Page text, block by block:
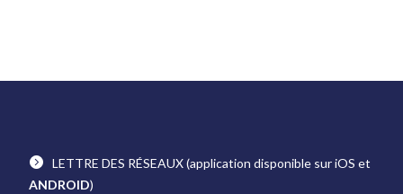
LETTRE DES RÉSEAUX(application disponible sur iOS et
ANDROID)